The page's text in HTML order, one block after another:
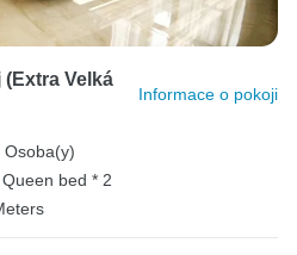
Velká
Informace o pokoji
Osoba(y)
bed * 2